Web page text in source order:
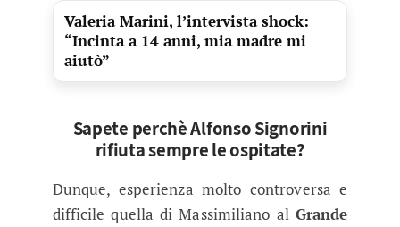
Valeria Marini, l’intervista shock:
“Incinta a 14 anni, mia madre mi
aiutò”
Sapete perchè Alfonso Signorini
rifiuta sempre le ospitate?
Dunque, esperienza molto controversa e
difficile quella di Massimiliano al Grande